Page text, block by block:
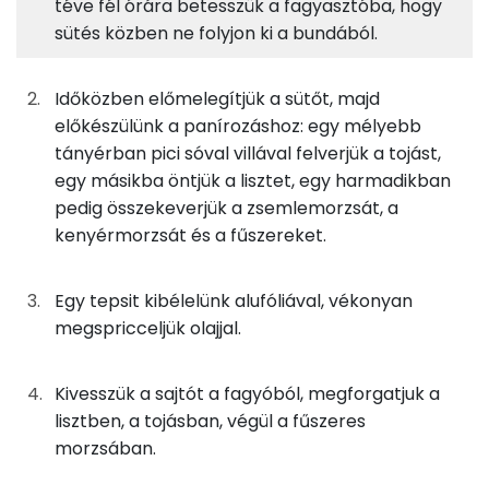
14g tojás
17 kcal
11gfinomliszt
41 kcal
13gzsemlemorzsa
1gpetrezselyem
0gnapraforgó olaj
TOP ásványi anyagok
Nátrium
Foszfor
Magnézium
TOP vitaminok
Kolin:
téve fél órára betesszük a fagyasztóba, hogy
sütés közben ne folyjon ki a bundából.
Időközben előmelegítjük a sütőt, majd
előkészülünk a panírozáshoz: egy mélyebb
tányérban pici sóval villával felverjük a tojást,
egy másikba öntjük a lisztet, egy harmadikban
pedig összekeverjük a zsemlemorzsát, a
kenyérmorzsát és a fűszereket.
Egy tepsit kibélelünk alufóliával, vékonyan
megspricceljük olajjal.
Kivesszük a sajtót a fagyóból, megforgatjuk a
lisztben, a tojásban, végül a fűszeres
morzsában.